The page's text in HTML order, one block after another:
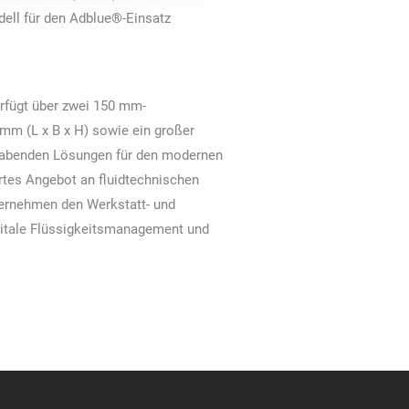
für den Adblue®-Einsatz
über zwei 150 mm-
(L x B x H) sowie ein großer
Lösungen für den modernen
Angebot an fluidtechnischen
den Werkstatt- und
Flüssigkeitsmanagement und